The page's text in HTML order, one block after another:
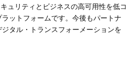
ュリティとビジネスの高可用性を低コ
ットフォームです。今後もパートナ
タル・トランスフォーメーションを